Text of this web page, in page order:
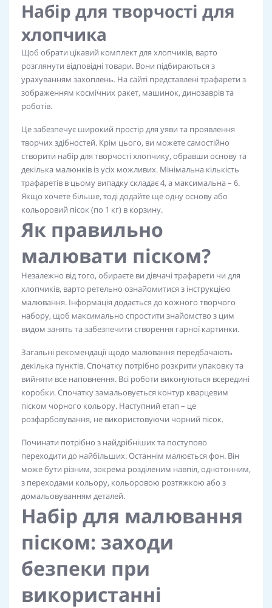
Набір для творчості для
хлопчика
Щоб обрати цікавий комплект для хлопчиків, варто
розглянути відповідні товари. Вони підбираються з
урахуванням захоплень. На сайті представлені трафарети з
зображенням космічних ракет, машинок, динозаврів та
роботів.
Це забезпечує широкий простір для уяви та проявлення
творчих здібностей. Крім цього, ви можете самостійно
створити набір для творчості хлопчику, обравши основу та
декілька малюнків із усіх можливих. Мінімальна кількість
трафаретів в цьому випадку складає 4, а максимальна – 6.
Якщо хочете більше, тоді додайте ще одну основу або
кольоровий пісок (по 1 кг) в корзину.
Як правильно
малювати піском?
Незалежно від того, обираєте ви дівчачі трафарети чи для
хлопчиків, варто ретельно ознайомитися з інструкцією
малювання. Інформація додається до кожного творчого
набору, щоб максимально спростити знайомство з цим
видом занять та забезпечити створення гарної картинки.
Загальні рекомендації щодо малювання передбачають
декілька пунктів. Спочатку потрібно розкрити упаковку та
вийняти все наповнення. Всі роботи виконуються всередині
коробки. Спочатку замальовується контур кварцевим
піском чорного кольору. Наступний етап – це
розфарбовування, не використовуючи чорний пісок.
Починати потрібно з найдрібніших та поступово
переходити до найбільших. Останнім малюється фон. Він
може бути різним, зокрема розділеним навпіл, однотонним,
з переходами кольору, кольоровою розтяжкою або з
домальовуванням деталей.
Набір для малювання
піском: заходи
безпеки при
використанні